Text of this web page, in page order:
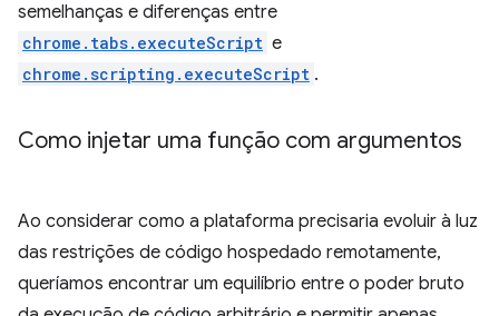
semelhanças e diferenças entre
chrome.tabs.executeScript e
chrome.scripting.executeScript .
Como injetar uma função com argumentos
Ao considerar como a plataforma precisaria evoluir à luz
das restrições de código hospedado remotamente,
queríamos encontrar um equilíbrio entre o poder bruto